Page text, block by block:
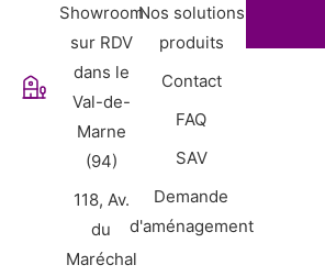
Showroom
sur RDV
dans le
Val-de-
Marne
(94)
118, Av.
du
Maréchal
Nos solutions
produits
Contact
FAQ
SAV
Demande
d'aménagement